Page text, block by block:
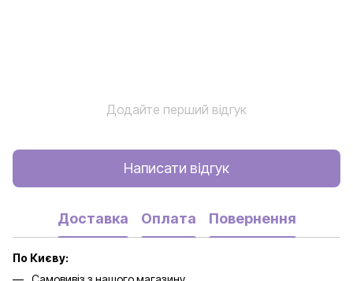
Додайте перший відгук
Написати відгук
Доставка Оплата Повернення
По Києву: